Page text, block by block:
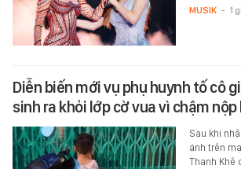
MUSIK - 1
Diễn biến mới vụ phụ huynh tố cô
sinh ra khỏi lớp cờ vua vì chậm nộp
Sau khi
ánh trên
Thanh Khê